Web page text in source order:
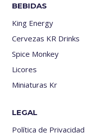
BEBIDAS
King Energy
Cervezas KR Drinks
Spice Monkey
Licores
Miniaturas Kr
LEGAL
Política de Privacidad